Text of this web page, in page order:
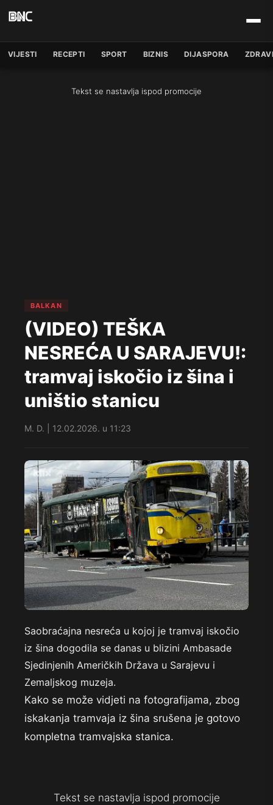
VIJESTI RECEPTI SPORT BIZNIS DIJASPORA
Tekst se nastavlja ispod promocije
BALKAN
(VIDEO) TEŠKA
NESREĆA U SARAJEVU!:
tramvaj iskočio iz šina i
uništio stanicu
M. D. | 12.02.2026. u 11:23
Saobraćajna nesreća u kojoj je tramvaj iskočio
iz šina dogodila se danas u blizini Ambasade
Sjedinjenih Američkih Država u Sarajevu i
Zemaljskog muzeja.
Kako se može vidjeti na fotografijama, zbog
iskakanja tramvaja iz šina srušena je gotovo
kompletna tramvajska stanica.
Tekst se nastavlja ispod promocije